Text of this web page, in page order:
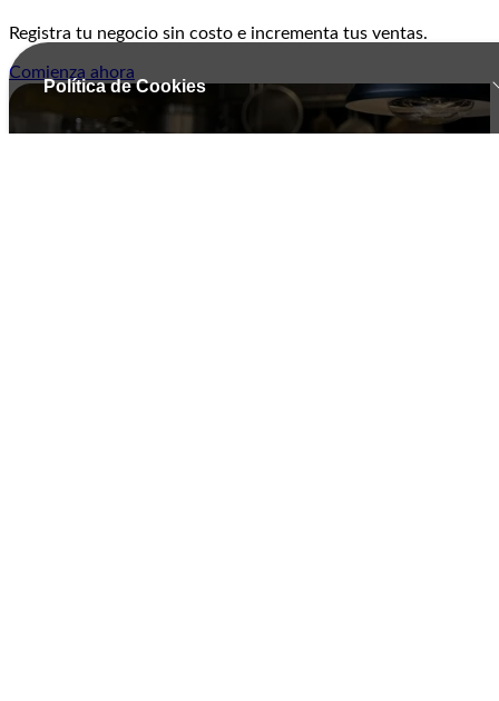
Registra tu negocio sin costo e incrementa tus ventas.
Comienza ahora
Política de Cookies